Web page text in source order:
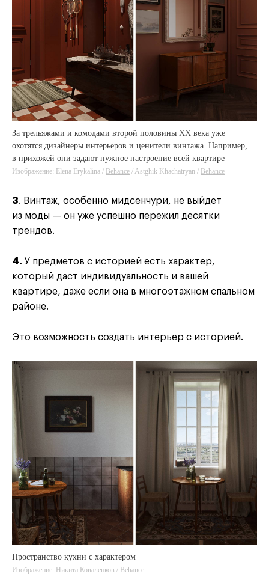
За трельяжами и комодами второй половины XX века уже
охотятся дизайнеры интерьеров и ценители винтажа. Например,
в прихожей они задают нужное настроение всей квартире
Изображение: Elena Erykalina / Behance / Astghik Khachatryan / Behance
3. Винтаж, особенно мидсенчури, не выйдет
из моды — он уже успешно пережил десятки
трендов.
4. У предметов с историей есть характер,
который даст индивидуальность и вашей
квартире, даже если она в многоэтажном спальном
районе.
Это возможность создать интерьер с историей.
Пространство кухни с характером
Изображение: Никита Коваленков / Behance